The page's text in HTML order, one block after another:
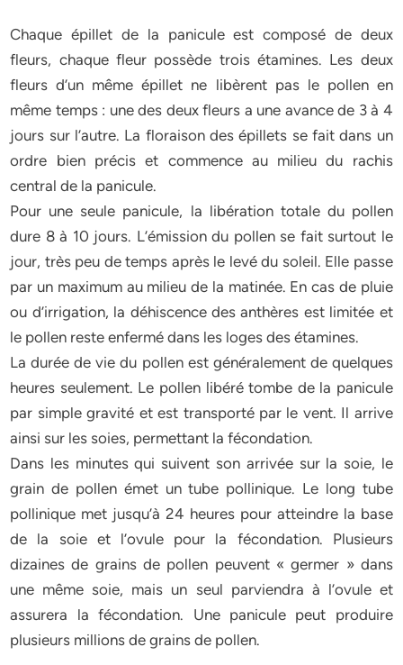
Chaque épillet de la panicule est composé de deux
fleurs, chaque fleur possède trois étamines. Les deux
fleurs d’un même épillet ne libèrent pas le pollen en
même temps : une des deux fleurs a une avance de 3 à 4
jours sur l’autre. La floraison des épillets se fait dans un
ordre bien précis et commence au milieu du rachis
central de la panicule.
Pour une seule panicule, la libération totale du pollen
dure 8 à 10 jours. L’émission du pollen se fait surtout le
jour, très peu de temps après le levé du soleil. Elle passe
par un maximum au milieu de la matinée. En cas de pluie
ou d’irrigation, la déhiscence des anthères est limitée et
le pollen reste enfermé dans les loges des étamines.
La durée de vie du pollen est généralement de quelques
heures seulement. Le pollen libéré tombe de la panicule
par simple gravité et est transporté par le vent. Il arrive
ainsi sur les soies, permettant la fécondation.
Dans les minutes qui suivent son arrivée sur la soie, le
grain de pollen émet un tube pollinique. Le long tube
pollinique met jusqu’à 24 heures pour atteindre la base
de la soie et l’ovule pour la fécondation. Plusieurs
dizaines de grains de pollen peuvent « germer » dans
une même soie, mais un seul parviendra à l’ovule et
assurera la fécondation. Une panicule peut produire
plusieurs millions de grains de pollen.